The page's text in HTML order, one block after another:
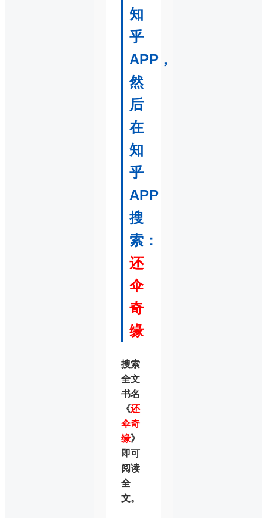
知
乎
APP，
然
后
在
知
乎
APP
搜
索：
还
伞
奇
缘
搜索
全文
书名
《还
伞奇
缘》
即可
阅读
全
文。